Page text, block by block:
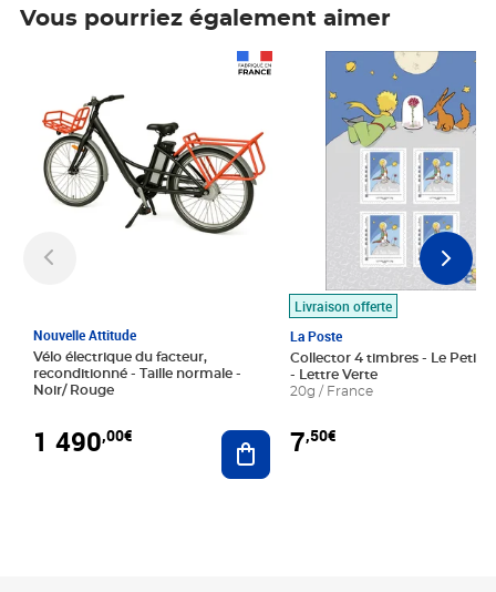
Vous pourriez également aimer
Nouvelle Attitude
Vélo électrique du facteur,
reconditionné - Taille normale -
Noir/ Rouge
1 490,00€ Ajouter au panier
Livraison offerte
La Poste
Collector 4 timbres - Le Petit
- Lettre Verte
20g / France
7,50€
Prix 7,50€